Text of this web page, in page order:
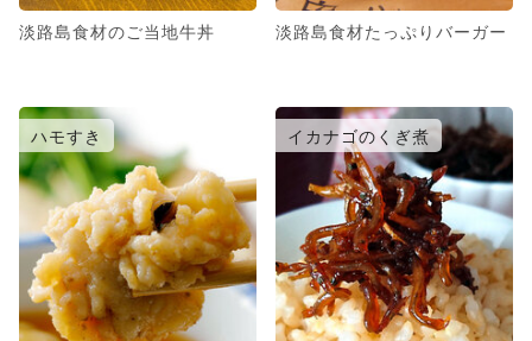
淡路島食材のご当地牛丼 淡路島食材たっぷりバーガー
ハモすき イカナゴのくぎ煮